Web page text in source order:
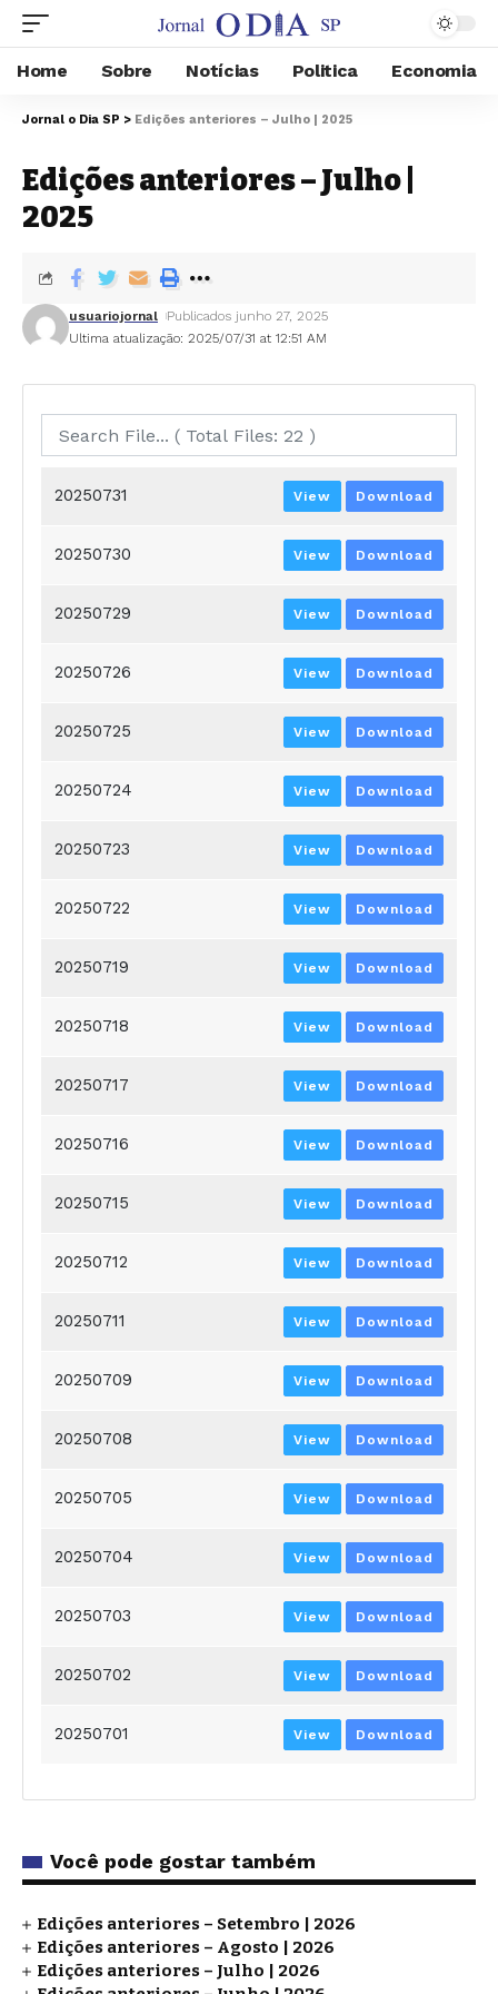
Home Sobre Notícias Politica Economia
Jornal o Dia SP > Edições anteriores – Julho | 2025
Edições anteriores – Julho |
2025
Ultima atualização: 2025/07/31 at 12:51 AM
usuariojornal Publicados junho 27, 2025
20250731 View Download
20250730 View Download
20250729 View Download
20250726 View Download
20250725 View Download
20250724 View Download
20250723 View Download
20250722 View Download
20250719 View Download
20250718 View Download
20250717 View Download
20250716 View Download
20250715 View Download
20250712 View Download
20250711 View Download
20250709 View Download
20250708 View Download
20250705 View Download
20250704 View Download
20250703 View Download
20250702 View Download
20250701 View Download
Você pode gostar também
Edições anteriores – Setembro | 2026
Edições anteriores – Agosto | 2026
Edições anteriores – Julho | 2026